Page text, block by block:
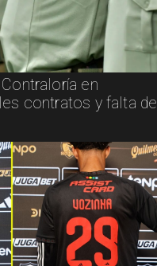
en
contratos y falta de